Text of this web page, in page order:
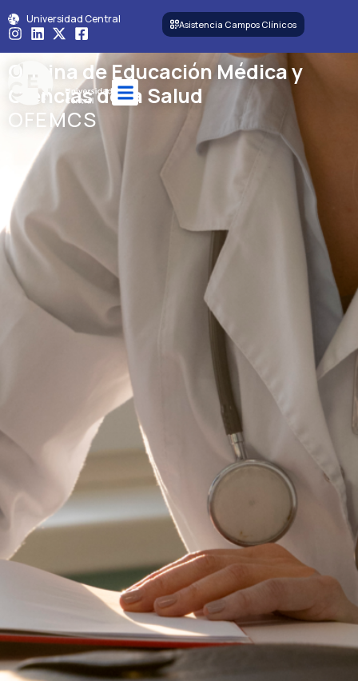
Universidad Central Asistencia Campos Clínicos
Oficina de Educación Médica y
Ciencias de la Salud
OFEMCS